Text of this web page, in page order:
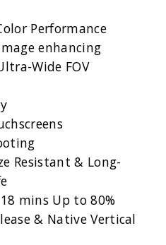
Performance
enhancing
Wide FOV
Resistant & Long-
mins Up to 80%
& Native Vertical